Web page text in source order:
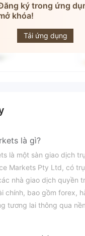
ký trong ứng
khóa!
Tải ứng dụng
Sky Alliance
là gì?
là một sàn giao dịch
Markets Pty Ltd, có
nhà giao dịch quyền
chính, bao gồm forex,
tương lai thông qua